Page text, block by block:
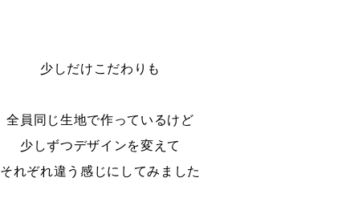
少しだけこだわりも
全員同じ生地で作っているけど
少しずつデザインを変えて
それぞれ違う感じにしてみました